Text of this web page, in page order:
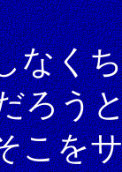
なく
ろう
こを